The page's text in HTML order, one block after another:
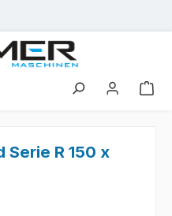
Serie R 150 x